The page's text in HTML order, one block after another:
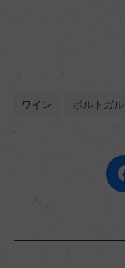
ワイン ポルトガル